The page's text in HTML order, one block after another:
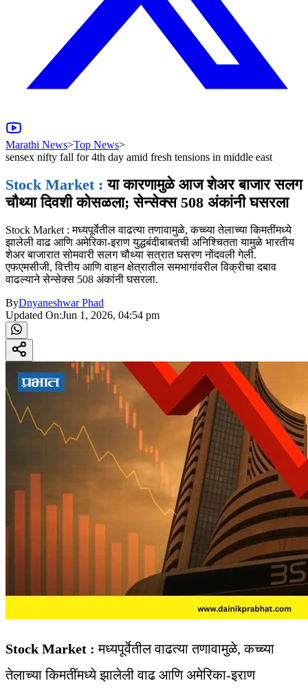
Marathi News>Top News>
sensex nifty fall for 4th day amid fresh tensions in middle east
Stock Market : या कारणामुळे आज शेअर बाजार सलग
चौथ्या दिवशी कोसळला; सेन्सेक्स 508 अंकांनी घसरला
Stock Market : मध्यपूर्वेतील वाढत्या तणावामुळे, कच्च्या तेलाच्या किमतींमध्ये
झालेली वाढ आणि अमेरिका-इराण युद्धबंदीबाबतची अनिश्चितता यामुळे भारतीय
शेअर बाजारात सोमवारी सलग चौथ्या सत्रात घसरण नोंदवली गेली.
एफएमसीजी, वित्तीय आणि वाहन क्षेत्रातील समभागांवरील विक्रीचा दबाव
वाढल्याने सेन्सेक्स 508 अंकांनी घसरला.
ByDnyaneshwar Phad
Updated On:Jun 1, 2026, 04:54 pm
Stock Market : मध्यपूर्वेतील वाढत्या तणावामुळे, कच्च्या
तेलाच्या किमतींमध्ये झालेली वाढ आणि अमेरिका-इराण